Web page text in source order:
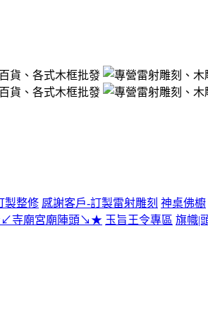
製整修 感謝客戶-訂製雷射雕刻 神桌佛櫥
寺廟宮廟陣頭↘★ 玉旨王令專區 旗幟|